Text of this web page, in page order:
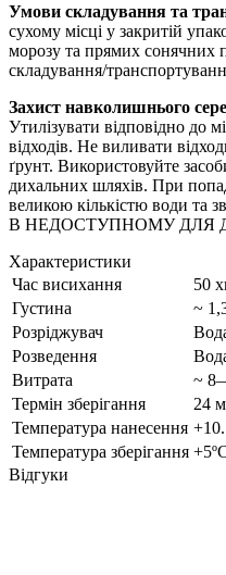
Умови складування та
сухому місці у закритій
морозу та прямих сонячних
складування/
Захист навколишнього
Утилізувати відповідно до
відходів. Не виливати
ґрунт. Використовуйте
дихальних шляхів. При
великою кількістю води та
В НЕДОСТУПНОМУ ДЛЯ
Характеристики
Час висихання
50
Густина
~
Розріджувач
Розведення
Витрата
~
Термін зберігання
24
Температура нанесення
Температура зберігання
Відгуки